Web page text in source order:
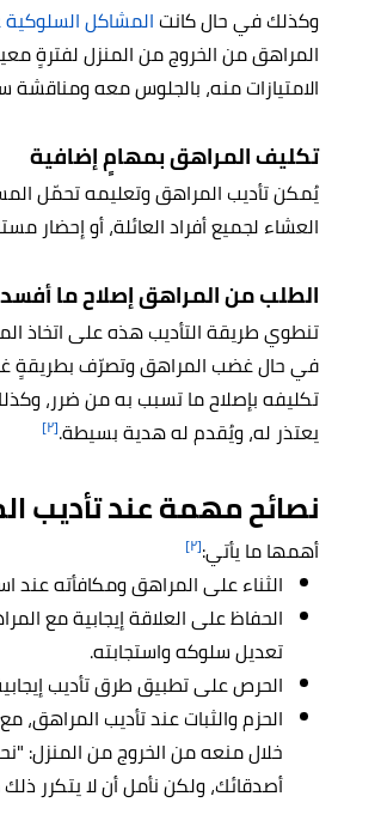
وكذلك في حال كانتالمشاكل
المراهق من الخروج من المنزل لفترةٍ
الامتيازات منه، بالجلوس معه ومناقشة
تكليف المراهق بمهامٍ إضافية
يُمكن تأديب المراهق وتعليمه تحمّل
العشاء لجميع أفراد العائلة، أو إحضار
الطلب من المراهق إصلاح ما
تنطوي طريقة التأديب هذه على اتخاذ
في حال غضب المراهق وتصرّف بطريقةٍ
تكليفه بإصلاح ما تسبب به من ضرر،
يعتذر له، ويُقدم له هدية بسيطة.[٢]
نصائح مهمة عند تأديب
أهمها ما يأتي:[٢]
الثناء على المراهق ومكافأته عند
الحفاظ على العلاقة إيجابية مع
تعديل سلوكه واستجابته.
الحرص على تطبيق طرق تأديب
الحزم والثبات عند تأديب
خلال منعه من الخروج من المنزل:
أصدقائك، ولكن نأمل أن لا يتكرر ذلك